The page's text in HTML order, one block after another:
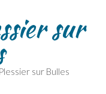
sur
sur Bulles